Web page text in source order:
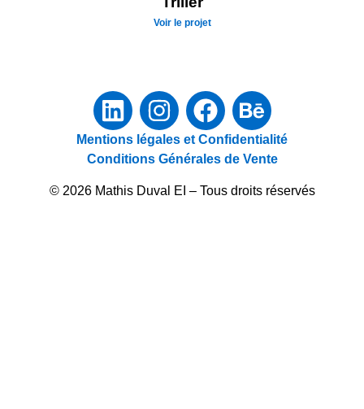
Voir le projet
Mentions légales et Confidentialité
Conditions Générales de Vente
© 2026 Mathis Duval EI – Tous droits réservés